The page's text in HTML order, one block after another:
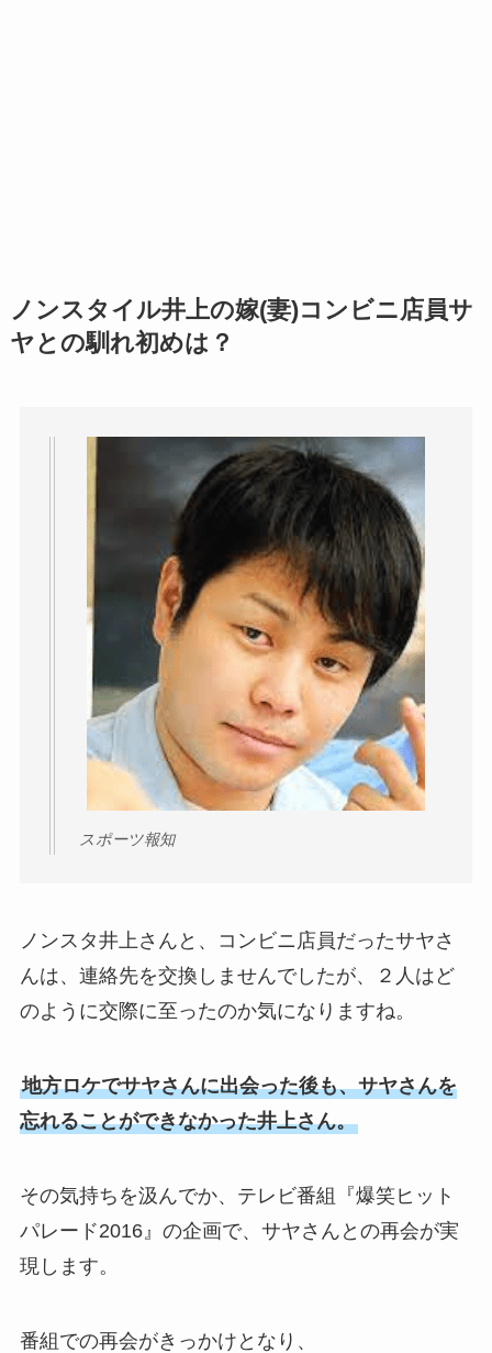
ノンスタイル井上の嫁(妻)コンビニ店員サ
ヤとの馴れ初めは？
スポーツ報知
ノンスタ井上さんと、コンビニ店員だったサヤさ
んは、連絡先を交換しませんでしたが、２人はど
のように交際に至ったのか気になりますね。
地方ロケでサヤさんに出会った後も、サヤさんを
忘れることができなかった井上さん。
その気持ちを汲んでか、テレビ番組『爆笑ヒット
パレード2016』の企画で、サヤさんとの再会が実
現します。
番組での再会がきっかけとなり、